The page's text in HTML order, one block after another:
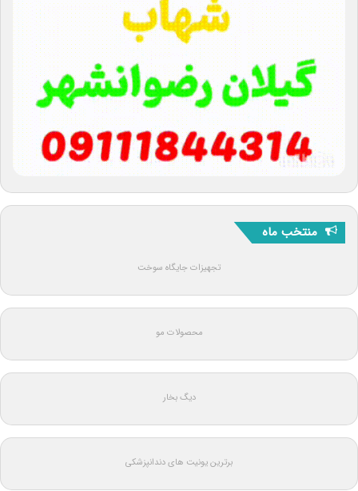
منتخب ماه
تجهیزات جایگاه سوخت
محصولات مو
دیگ بخار
برترین یونیت های دندانپزشکی